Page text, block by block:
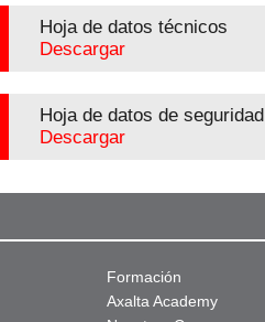
Hoja de datos técnicos
Descargar
Hoja de datos de seguridad
Descargar
Formación
Axalta Academy